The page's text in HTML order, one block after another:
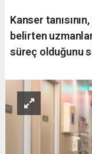
Kanser
belirten
süreç olduğunu